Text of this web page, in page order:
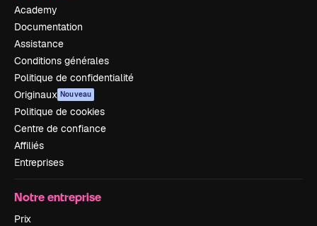
Academy
Documentation
Assistance
Conditions générales
Politique de confidentialité
Originaux Nouveau
Politique de cookies
Centre de confiance
Affiliés
Entreprises
Notre entreprise
Prix